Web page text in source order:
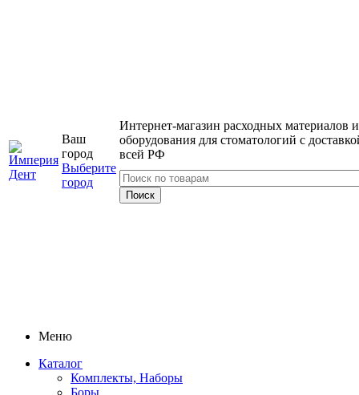
Ваш
город
Выберите
город
Интернет-магазин расходных материалов и
оборудования для стоматологий с
всей РФ
Меню
Каталог
Комплекты, Наборы
Боры